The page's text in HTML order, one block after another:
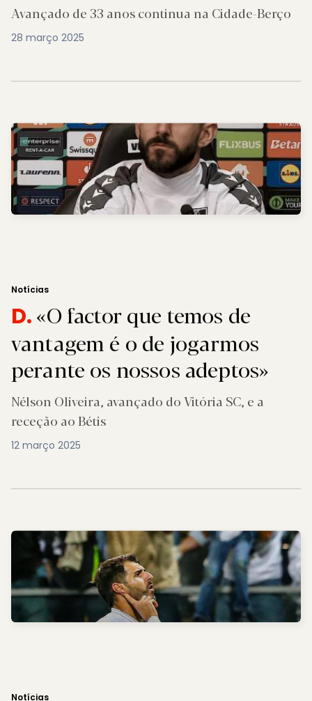
Avançado de 33 anos continua na Cidade-Berço
28 março 2025
Notícias
D.«O factor que temos de
vantagem é o de jogarmos
perante os nossos adeptos»
Nélson Oliveira, avançado do Vitória SC, e a
receção ao Bétis
12 março 2025
Notícias